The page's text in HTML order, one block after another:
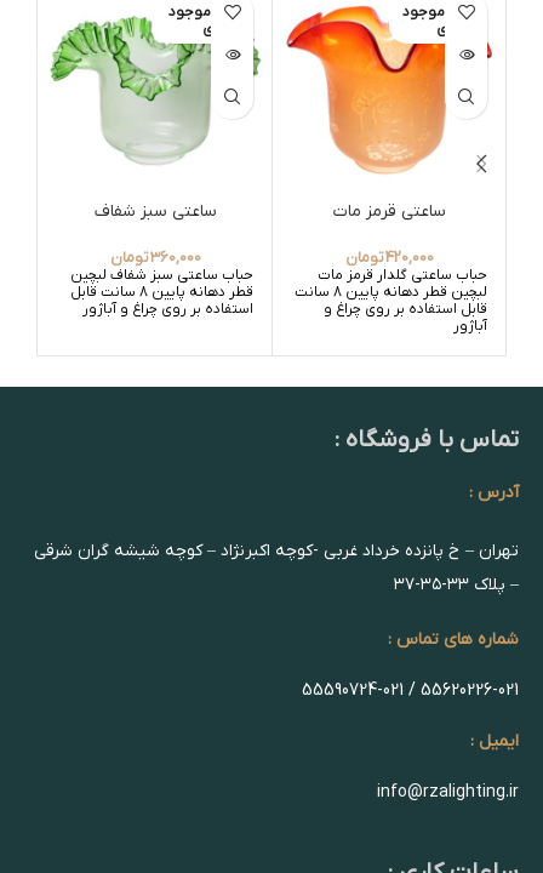
اتمام موجود
ی
ساعتی قرمز مات
420,000تومان
حباب ساعتی گلدار قرمز مات
لبچین قطر دهانه پایین 8 سانت
قابل استفاده بر روی چراغ و
آباژور
اتمام موجود
ی
ساعتی سبز شفاف
360,000تومان
حباب ساعتی سبز شفاف لبچین
قطر دهانه پایین 8 سانت قابل
استفاده بر روی چراغ و آباژور
تماس با فروشگاه :
آدرس :
تهران – خ پانزده خرداد غربی -کوچه اکبرنژاد – کوچه شیشه گران شرقی
– پلاک ۳۳-۳۵-۳۷
شماره های تماس :
55620226-021 / 55590724-021
ایمیل :
info@rzalighting.ir